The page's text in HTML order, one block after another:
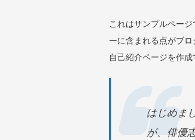
これはサンプルペー
ーに含まれる点がブ
自己紹介ページを作
はじめま
が、俳優